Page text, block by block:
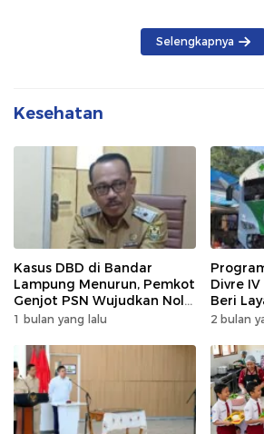
Selengkapnya
Kesehatan
Kasus DBD di Bandar
Lampung Menurun, Pemkot
Genjot PSN Wujudkan Nol
Kematian
1 bulan yang lalu
Divre
Beri
Gratis
2 bulan